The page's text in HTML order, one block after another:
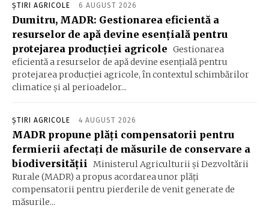
ȘTIRI AGRICOLE 6 AUGUST 2026
Dumitru, MADR: Gestionarea eficientă a
resurselor de apă devine esenţială pentru
protejarea producţiei agricole Gestionarea
eficientă a resurselor de apă devine esenţială pentru
protejarea producţiei agricole, în contextul schimbărilor
climatice şi al perioadelor...
ȘTIRI AGRICOLE 4 AUGUST 2026
MADR propune plăţi compensatorii pentru
fermierii afectaţi de măsurile de conservare a
biodiversităţii
Ministerul Agriculturii şi Dezvoltării
Rurale (MADR) a propus acordarea unor plăţi
compensatorii pentru pierderile de venit generate de
măsurile...